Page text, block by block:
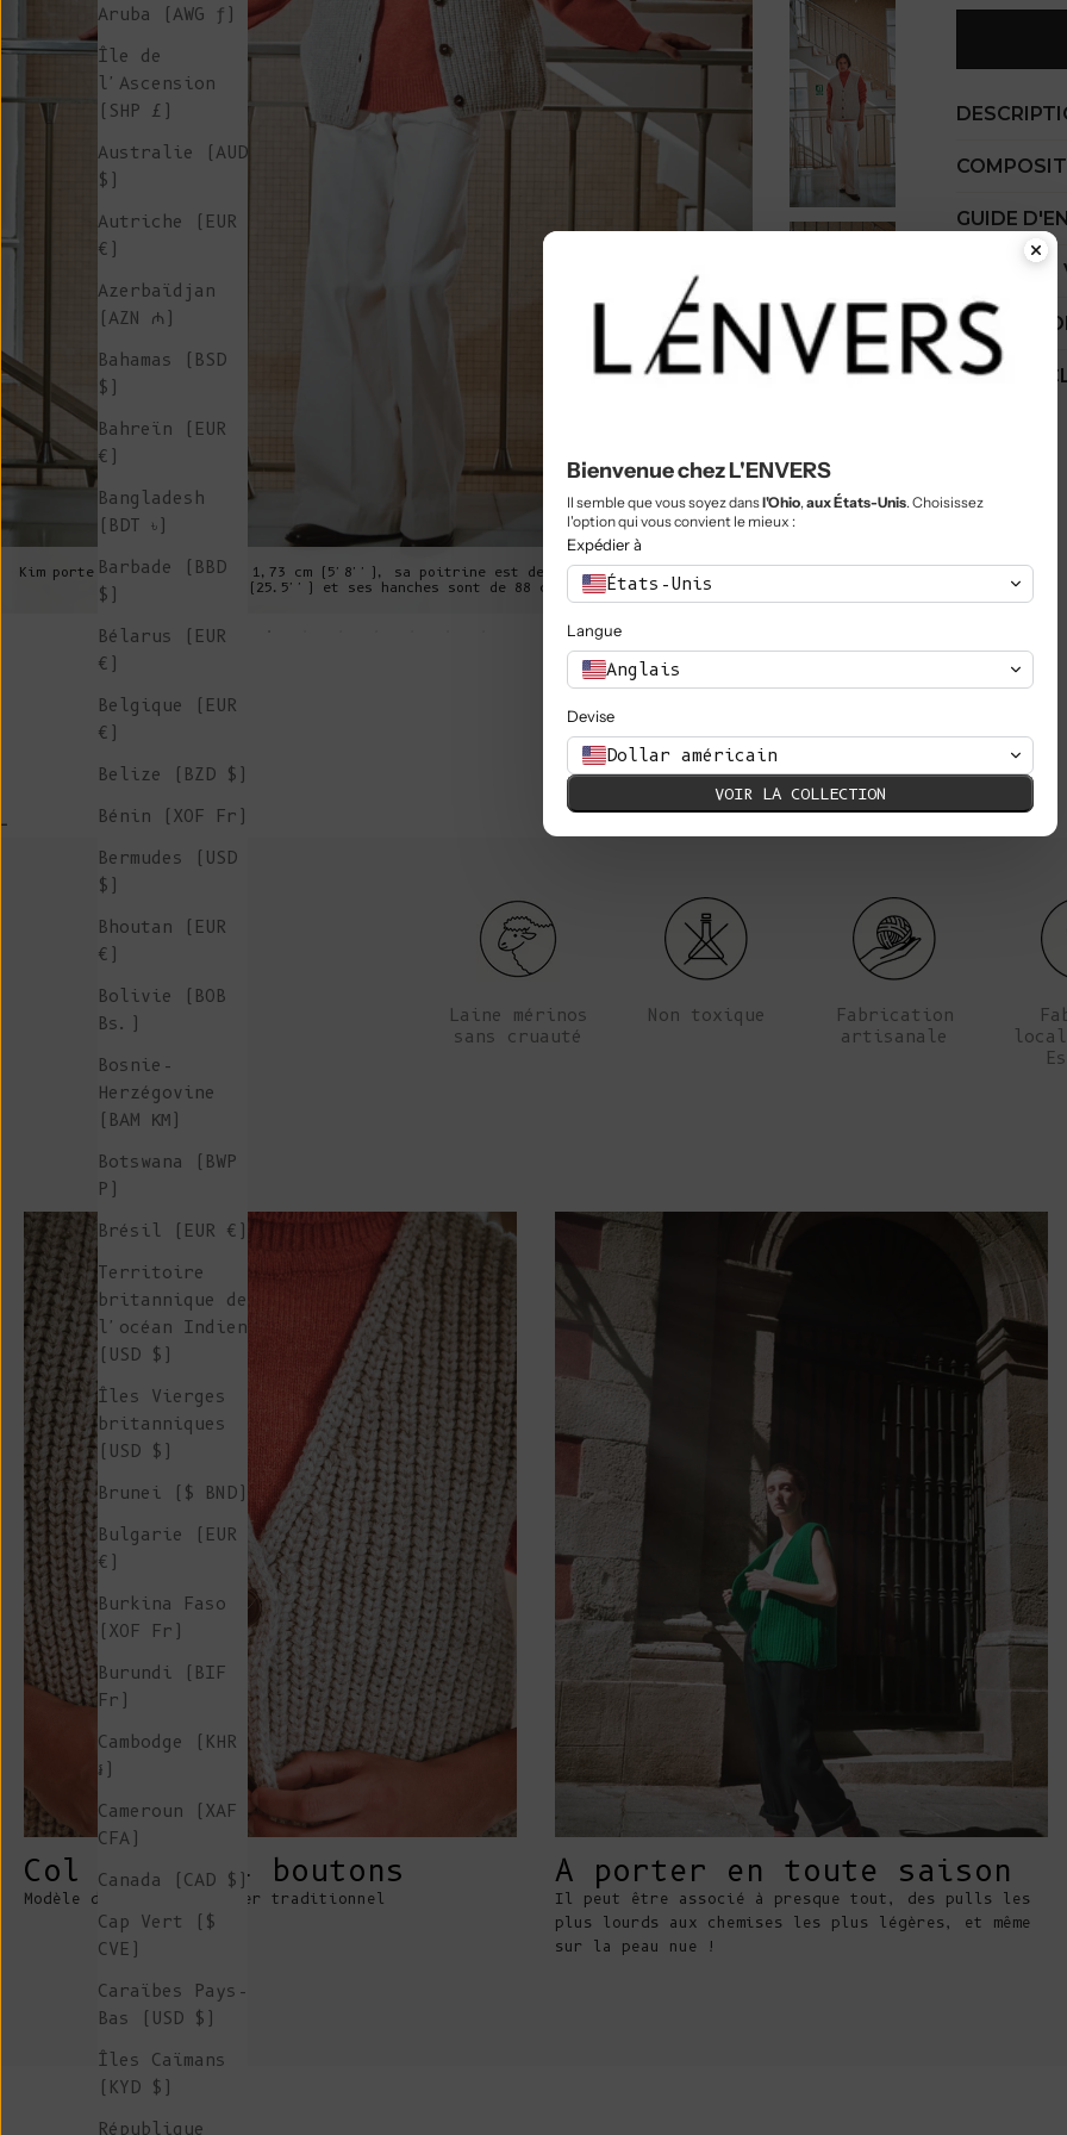
Aruba (AWG ƒ)
Île de
l'Ascension
(SHP £)
Australie (AUD
$)
Autriche (EUR
€)
Azerbaïdjan
(AZN ₼)
Bahamas (BSD
$)
Bahreïn (EUR
€)
Bangladesh
(BDT ৳)
Barbade (BBD
$)
Bélarus (EUR
€)
Belgique (EUR
€)
Belize (BZD $)
Bénin (XOF Fr)
Bermudes (USD
$)
Bhoutan (EUR
€)
Bolivie (BOB
Bs.)
Bosnie-
Herzégovine
(BAM КМ)
Botswana (BWP
P)
Brésil (EUR €)
Territoire
britannique de
l'océan Indien
(USD $)
Îles Vierges
britanniques
(USD $)
Brunei ($ BND)
Bulgarie (EUR
€)
Burkina Faso
(XOF Fr)
Burundi (BIF
Fr)
Cambodge (KHR
៛)
Cameroun (XAF
CFA)
Canada (CAD $)
Cap Vert ($
CVE)
Caraïbes Pays-
Bas (USD $)
Îles Caïmans
(KYD $)
République
Kim porte un S, elle mesure 1,73 cm (5'8''), sa poitrine est de 72 cm (34"), sa taille
est de 62 cm (25.5'') et ses hanches sont de 88 cm (35").
Kim porte un S, elle mesure
est de 62 cm
GUIDE
COÛT
SERVICE
-
Laine mérinos
sans cruauté
Non toxique
Fabrication
artisanale
Col en V à 4 boutons
Modèle de gilet de berger traditionnel
A porter en toute saison
Il peut être associé à presque tout, des pulls les
plus lourds aux chemises les plus légères, et même
sur la peau nue !
Bienvenue chez L'ENVERS
Il semble que vous soyez dansl'Ohio,aux États-Unis. Choisissez
l'option qui vous convient le mieux :
Expédier à
États-Unis
Langue
Anglais
Devise
Dollar américain
VOIR LA COLLECTION